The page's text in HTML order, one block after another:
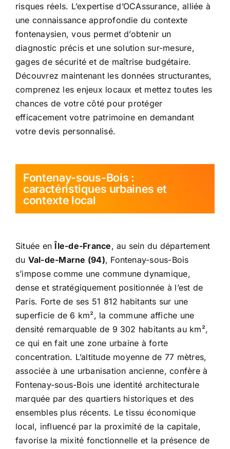
risques réels. L’expertise d’OCAssurance, alliée à
une connaissance approfondie du contexte
fontenaysien, vous permet d’obtenir un
diagnostic précis et une solution sur-mesure,
gages de sécurité et de maîtrise budgétaire.
Découvrez maintenant les données structurantes,
comprenez les enjeux locaux et mettez toutes les
chances de votre côté pour protéger
efficacement votre patrimoine en demandant
votre devis personnalisé.
Fontenay-sous-Bois :
caractéristiques urbaines et
contexte local
Située enÎle-de-France, au sein du département
du Val-de-Marne (94), Fontenay-sous-Bois
s’impose comme une commune dynamique,
dense et stratégiquement positionnée à l’est de
Paris. Forte de ses 51 812 habitants sur une
superficie de 6 km², la commune affiche une
densité remarquable de 9 302 habitants au km²,
ce qui en fait une zone urbaine à forte
concentration. L’altitude moyenne de 77 mètres,
associée à une urbanisation ancienne, confère à
Fontenay-sous-Bois une identité architecturale
marquée par des quartiers historiques et des
ensembles plus récents. Le tissu économique
local, influencé par la proximité de la capitale,
favorise la mixité fonctionnelle et la présence de